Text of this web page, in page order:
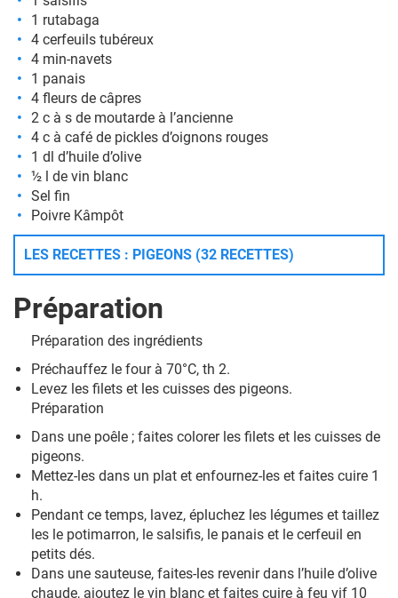
1 rutabaga
4 cerfeuils tubéreux
4 min-navets
1 panais
4 fleurs de câpres
2 c à s de moutarde à l’ancienne
4 c à café de pickles d’oignons rouges
1 dl d’huile d’olive
½ l de vin blanc
Sel fin
Poivre Kâmpôt
LES RECETTES : PIGEONS (32 RECETTES)
Préparation
Préparation des ingrédients
Préchauffez le four à 70°C, th 2.
Levez les filets et les cuisses des pigeons.
Préparation
Dans une poêle ; faites colorer les filets et les cuisses de
pigeons.
Mettez-les dans un plat et enfournez-les et faites cuire 1
h.
Pendant ce temps, lavez, épluchez les légumes et taillez
les le potimarron, le salsifis, le panais et le cerfeuil en
petits dés.
Dans une sauteuse, faites-les revenir dans l’huile d’olive
chaude, ajoutez le vin blanc et faites cuire à feu vif 10